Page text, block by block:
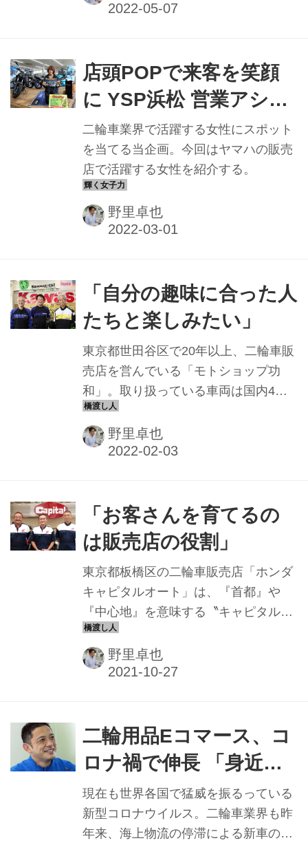
中でのビジネスを強いられた。ただ、
でビジネスに大きく寄与したという。
業界大手の『レンタル819』の代表に
事業を始めたきっかけを聞いたとこ
ろ、現在進めている事業にも言及。根
底にあるのは二輪車のファン拡大だと
いう。
店頭POPで来客を笑顔
に YSP浜松 営業アシス
タント 鈴木苗子さん
二輪車業界で活躍する女性にスポット
を当てる当企画。今回はヤマハの販売
店で活躍する女性を紹介する。
野里卓也
「自分の趣味に合った人
たちと楽しみたい」
東京都世田谷区で20年以上、二輪車販
売店を営んでいる「モトショップ功
和」。取り扱っている車両は国内4メ
ーカー以外にも最近では、電動二輪車
も手がけている販売店である。社長を
務める小川功さんは新車が届かない近
ドに注力。結果、多くの参加者が集ま
っているという。その楽しみ方を聞い
た。
野里卓也
「お客さんを育てるの
は販売店の役割」
東京都板橋区の二輪車販売店「ホンダ
キャピタルオート」は、『首都』や
『中心地』を意味する〝キャピタル〟
を由来とし、お客さんが数多く集まる
販売店でありたい思いが込められた、
地域の人々に親しまれている店舗であ
り受けてオーナーになった経営者だ。
販売店の社長になって20数年、業界に
ついて最近強く抱いている思いがある
という。
野里卓也
二輪用品Eコマース、コ
ロナ禍で伸長 「身近に
あるバイクが趣味投資
として選ばれた」
現在も世界各国で猛威を振るっている
新型コロナウイルス。二輪車業界も昨
年来、海上物流の停滞による新車の遅